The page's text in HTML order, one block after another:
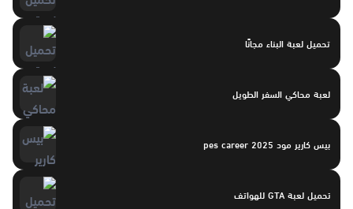
تحميل لعبة البناء مجانًا
لعبة محاكي السفر الطويل
بيس كارير مود pes career 2025
تحميل لعبة GTA للهواتف